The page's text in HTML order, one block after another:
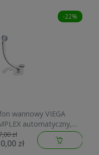
-22%
wannowy VIEGA
automatyczny,
chrom 495121
zł
zł